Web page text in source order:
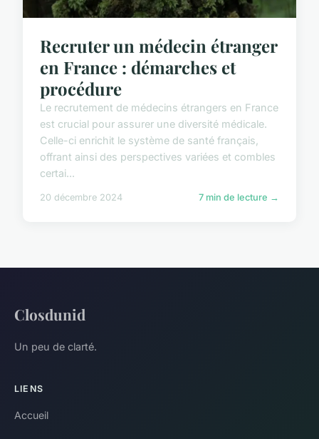
Recruter un médecin étranger
en France : démarches et
procédure
Le recrutement de médecins étrangers en France
est crucial pour assurer une diversité médicale.
Celle-ci enrichit le système de santé français,
offrant ainsi des perspectives variées et combles
certai...
20 décembre 2024 7 min de lecture →
Closdunid
Un peu de clarté.
LIENS
Accueil